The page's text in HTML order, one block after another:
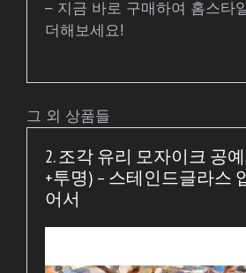
– 지금 바로 구매하여 홈스타
더해보세요!
그 외 상품들
2. 조각 유리 모자이크 공
+투명) – 스테인드글라스
어서